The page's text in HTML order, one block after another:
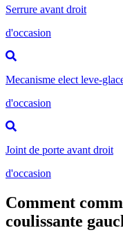
Serrure avant droit
d'occasion
Mecanisme elect leve-
d'occasion
Joint de porte avant droit
d'occasion
Comment
coulissante